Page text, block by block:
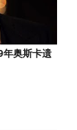
年奥斯卡遗